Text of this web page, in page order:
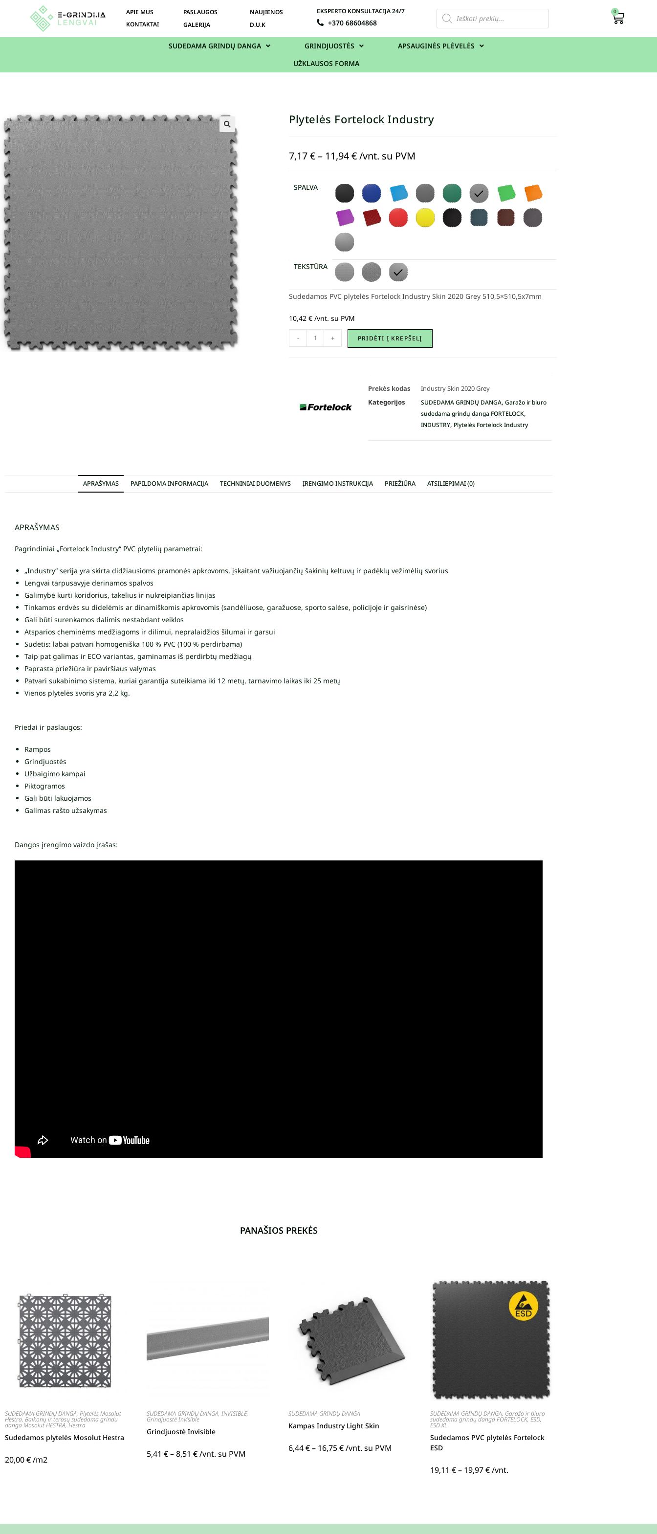
APIE MUS
KONTAKTAI
PASLAUGOS
GALERIJA
NAUJIENOS
D.U.K
EKSPERTO KONSULTACIJA 24/7
+370 68604868
0
SUDEDAMA GRINDŲ DANGA GRINDJUOSTĖS
APSAUGINĖS PLĖVELĖS
UŽKLAUSOS FORMA
Plytelės Fortelock Industry
7,17€– 11,94€/vnt. su PVM
SPALVA
TEKSTŪRA
Sudedamos PVC plytelės Fortelock Industry Skin 2020 Grey 510,5×510,5x7mm
10,42€ /vnt. su PVM
- + PRIDĖTI Į KREPŠELĮ
Prekės kodas
Industry Skin 2020 Grey
Kategorijos
SUDEDAMA GRINDŲ DANGA,Garažo ir biuro
sudedama grindų danga FORTELOCK,
INDUSTRY, Plytelės Fortelock Industry
APRAŠYMAS PAPILDOMA INFORMACIJA TECHNINIAI DUOMENYS ĮRENGIMO INSTRUKCIJA PRIEŽIŪRA ATSILIEPIMAI (0)
APRAŠYMAS
Pagrindiniai „Fortelock Industry“ PVC plytelių parametrai:
„Industry“ serija yra skirta didžiausioms pramonės apkrovoms, įskaitant važiuojančių šakinių keltuvų ir padėklų vežimėlių svorius
Lengvai tarpusavyje derinamos spalvos
Galimybė kurti koridorius, takelius ir nukreipiančias linijas
Tinkamos erdvės su didelėmis ar dinamiškomis apkrovomis (sandėliuose, garažuose, sporto salėse, policijoje ir gaisrinėse)
Gali būti surenkamos dalimis nestabdant veiklos
Atsparios cheminėms medžiagoms ir dilimui, nepralaidžios šilumai ir garsui
Sudėtis: labai patvari homogeniška 100 % PVC (100 % perdirbama)
Taip pat galimas ir ECO variantas, gaminamas iš perdirbtų medžiagų
Paprasta priežiūra ir paviršiaus valymas
Patvari sukabinimo sistema, kuriai garantija suteikiama iki 12 metų, tarnavimo laikas iki 25 metų
Vienos plytelės svoris yra 2,2 kg.
Priedai ir paslaugos:
Rampos
Grindjuostės
Užbaigimo kampai
Piktogramos
Gali būti lakuojamos
Galimas rašto užsakymas
Dangos įrengimo vaizdo įrašas:
PANAŠIOS PREKĖS
SUDEDAMA GRINDŲ DANGA, Plytelės Mosolut
Hestra, Balkonų ir terasų sudedama grindu
danga Mosolut HESTRA,Hestra
Sudedamos plytelės Mosolut Hestra
20,00€/m2
SUDEDAMA GRINDŲ DANGA, INVISIBLE,
Grindjuostė Invisible
Grindjuostė Invisible
5,41 €–8,51 €/vnt. su PVM
SUDEDAMA GRINDŲ DANGA
Kampas Industry Light Skin
6,44€– 16,75€/vnt. su PVM
SUDEDAMA GRINDŲ DANGA, Garažo ir biuro
sudedama grindų danga FORTELOCK, ESD,
ESD XL
Sudedamos PVC plytelės Fortelock
ESD
19,11 €– 19,97€/vnt.